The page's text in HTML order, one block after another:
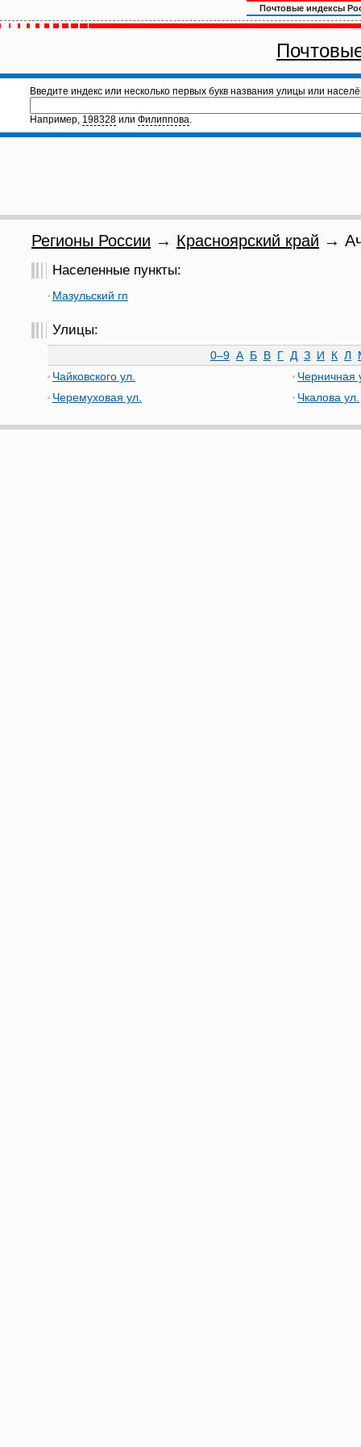
Почтовые индексы
Введите индекс или несколько первых букв названия улицы или
Например, 198328 или Филиппова.
Регионы России → Красноярский край →
Населенные пункты:
Мазульский гп
Улицы:
0–9 А Б В Г Д З И К Л
Чайковского ул.
Черемуховая ул.
Черничная
Чкалова ул.